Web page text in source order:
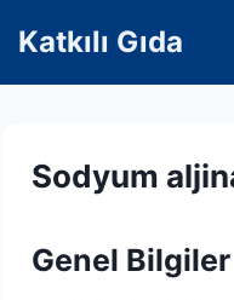
content
Katkılı Gıda
Sodyum
Genel Bilgiler